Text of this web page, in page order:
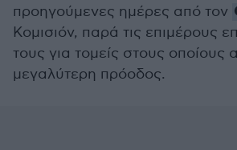
προηγούμενες ημέρες από τον
Κομισιόν, παρά τις επιμέρους
τους για τομείς στους οποίους
μεγαλύτερη πρόοδος.